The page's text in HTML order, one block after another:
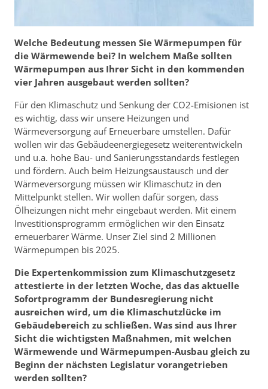
Welche Bedeutung messen Sie Wärmepumpen für
die Wärmewende bei? In welchem Maße sollten
Wärmepumpen aus Ihrer Sicht in den kommenden
vier Jahren ausgebaut werden sollten?
Für den Klimaschutz und Senkung der CO2-Emisionen ist
es wichtig, dass wir unsere Heizungen und
Wärmeversorgung auf Erneuerbare umstellen. Dafür
wollen wir das Gebäudeenergiegesetz weiterentwickeln
und u.a. hohe Bau- und Sanierungsstandards festlegen
und fördern. Auch beim Heizungsaustausch und der
Wärmeversorgung müssen wir Klimaschutz in den
Mittelpunkt stellen. Wir wollen dafür sorgen, dass
Ölheizungen nicht mehr eingebaut werden. Mit einem
Investitionsprogramm ermöglichen wir den Einsatz
erneuerbarer Wärme. Unser Ziel sind 2 Millionen
Wärmepumpen bis 2025.
Die Expertenkommission zum Klimaschutzgesetz
attestierte in der letzten Woche, das das aktuelle
Sofortprogramm der Bundesregierung nicht
ausreichen wird, um die Klimaschutzlücke im
Gebäudebereich zu schließen. Was sind aus Ihrer
Sicht die wichtigsten Maßnahmen, mit welchen
Wärmewende und Wärmepumpen-Ausbau gleich zu
Beginn der nächsten Legislatur vorangetrieben
werden sollten?